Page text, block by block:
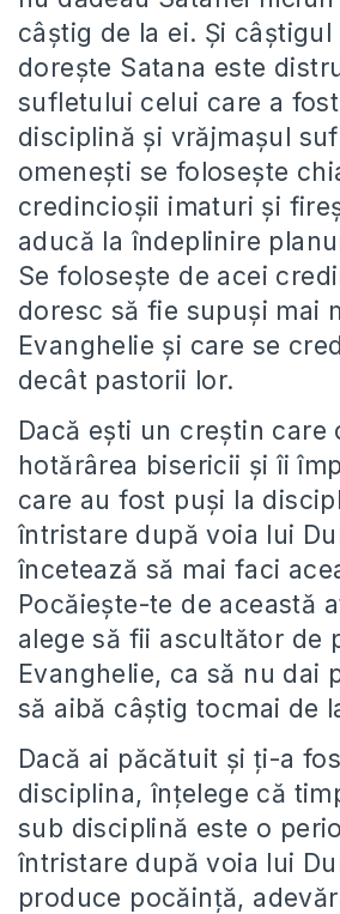
câștig de la ei. Și câștigul
dorește Satana este
sufletului celui care a
disciplină și vrăjmașul
omenești se folosește
credincioșii imaturi și
aducă la îndeplinire
Se folosește de acei
doresc să fie supuși mai
Evanghelie și care se
decât pastorii lor.
Dacă ești un creștin care
hotărârea bisericii și îi
care au fost puși la
întristare după voia lui
încetează să mai faci
Pocăiește-te de această
alege să fii ascultător de
Evanghelie, ca să nu dai
să aibă câștig tocmai de
Dacă ai păcătuit și ți-a
disciplina, înțelege că
sub disciplină este o
întristare după voia lui
produce pocăință,